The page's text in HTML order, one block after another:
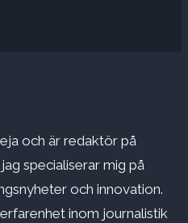
och är redaktör på
specialiserar mig på
och innovation.
inom journalistik